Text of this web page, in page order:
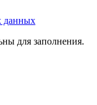
данных
для заполнения.